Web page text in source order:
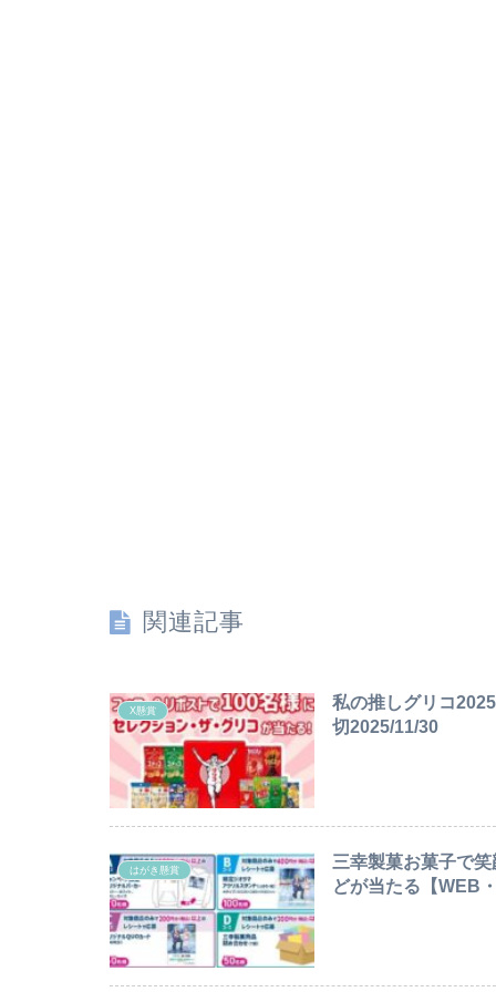
関連記事
X懸賞
私の推しグリコ
切2025/11/30
はがき懸賞
三幸製菓お菓子で
どが当たる【WEB